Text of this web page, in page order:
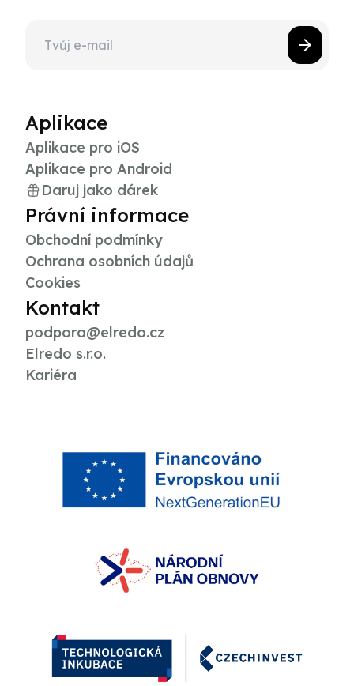
Aplikace
Aplikace pro iOS
Aplikace pro Android
Daruj jako dárek
Právní informace
Obchodní podmínky
Ochrana osobních údajů
Cookies
Kontakt
podpora@elredo.cz
Elredo s.r.o.
Kariéra